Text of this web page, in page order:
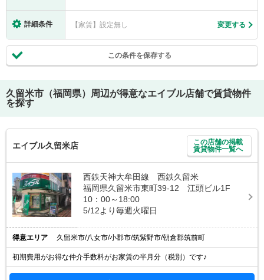
詳細条件 【家賃】設定無し 変更する
この条件を保存する
久留米市（福岡県）
周辺が得意なエイブル店舗で賃貸物件
を探す
エイブル久留米店
この店舗の掲載
賃貸物件一覧へ
西鉄天神大牟田線 西鉄久留米
福岡県久留米市東町39-12 江頭ビル1F
10：00～18:00
5/12より毎週火曜日
得意エリア 久留米市/八女市/小郡市/筑紫野市/朝倉郡筑前町
初期費用がお得な仲介手数料がお家賃の半月分（税別）です♪